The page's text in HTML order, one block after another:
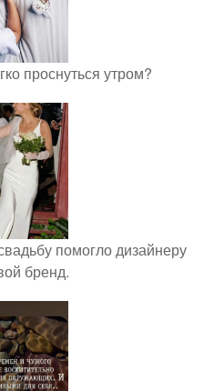
проснуться утром?
помогло дизайнеру
бренд.